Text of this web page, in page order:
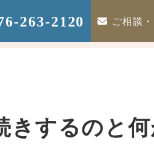
263-2120 ご相談
きするのと